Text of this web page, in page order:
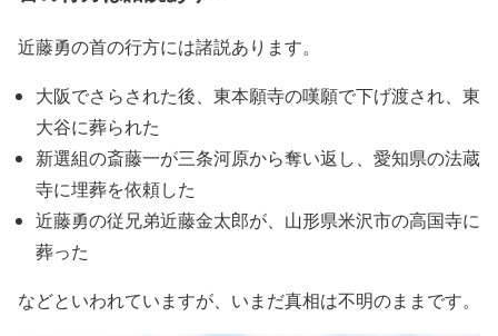
近藤勇の首の行方には諸説あります。
大阪でさらされた後、東本願寺の嘆願で下げ渡され、東
大谷に葬られた
新選組の斎藤一が三条河原から奪い返し、愛知県の法蔵
寺に埋葬を依頼した
近藤勇の従兄弟近藤金太郎が、山形県米沢市の高国寺に
葬った
などといわれていますが、いまだ真相は不明のままです。